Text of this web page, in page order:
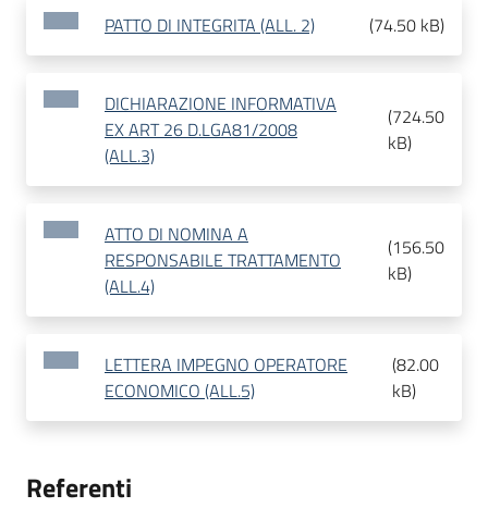
PATTO DI INTEGRITA (ALL. 2) (74.50 kB)
DICHIARAZIONE INFORMATIVA
EX ART 26 D.LGA81/2008
(ALL.3)
(724.50
kB)
ATTO DI NOMINA A
RESPONSABILE TRATTAMENTO
(ALL.4)
(156.50
kB)
LETTERA IMPEGNO OPERATORE
ECONOMICO (ALL.5)
(82.00
kB)
Referenti